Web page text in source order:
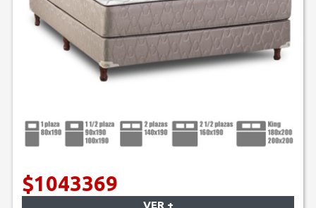
$1043369
VER +